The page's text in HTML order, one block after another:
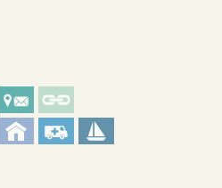
COURTAGE
ENTREPRISES
CONTACT
PME/PMIMULTIRISQUE HABITATION
INDIVIDUELLE,